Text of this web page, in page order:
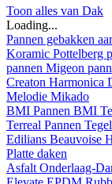
Toon alles van Dak
Loading...
Pannen gebakken
Koramic Pottelberg
pannen Migeon
Creaton Harmonica
Melodie Mikado
BMI Pannen BMI
Terreal Pannen
Edilians Beauvoise
Platte daken
Asfalt Onderlaag-